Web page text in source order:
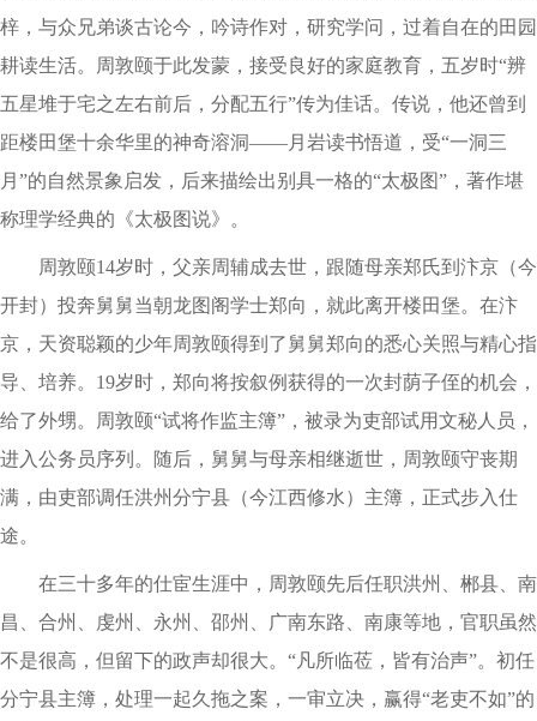
梓，与众兄弟谈古论今，吟诗作对，研究学问，过着自在的田园
耕读生活。周敦颐于此发蒙，接受良好的家庭教育，五岁时“辨
五星堆于宅之左右前后，分配五行”传为佳话。传说，他还曾到
距楼田堡十余华里的神奇溶洞——月岩读书悟道，受“一洞三
月”的自然景象启发，后来描绘出别具一格的“太极图”，著作堪
称理学经典的《太极图说》。
周敦颐14岁时，父亲周辅成去世，跟随母亲郑氏到汴京（今
开封）投奔舅舅当朝龙图阁学士郑向，就此离开楼田堡。在汴
京，天资聪颖的少年周敦颐得到了舅舅郑向的悉心关照与精心指
导、培养。19岁时，郑向将按叙例获得的一次封荫子侄的机会，
给了外甥。周敦颐“试将作监主簿”，被录为吏部试用文秘人员，
进入公务员序列。随后，舅舅与母亲相继逝世，周敦颐守丧期
满，由吏部调任洪州分宁县（今江西修水）主簿，正式步入仕
途。
在三十多年的仕宦生涯中，周敦颐先后任职洪州、郴县、南
昌、合州、虔州、永州、邵州、广南东路、南康等地，官职虽然
不是很高，但留下的政声却很大。“凡所临莅，皆有治声”。初任
分宁县主簿，处理一起久拖之案，一审立决，赢得“老吏不如”的